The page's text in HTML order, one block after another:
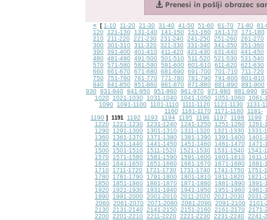
< [ 1-10 11-20 21-30 31-40 41-50 51-60 61-70 71-80
81-
120
121-130 131-140 141-150 151-160 161-170
171-180
210
211-220 221-230 231-240 241-250 251-260
261-270
300
301-310 311-320 321-330 331-340 341-350
351-360
390
391-400 401-410 411-420 421-430 431-440
441-450
480
481-490 491-500 501-510 511-520 521-530
531-540
570
571-580 581-590 591-600 601-610 611-620
621-630
660
661-670 671-680 681-690 691-700 701-710
711-720
750
751-760 761-770 771-780 781-790 791-800
801-810
840
841-850 851-860 861-870 871-880 881-890
891-900
930
931-940 941-950 951-960 961-970 971-980 981-990
1020
1021-1030 1031-1040 1041-1050 1051-1060
1061-
1090
1091-1100 1101-1110 1111-1120 1121-1130
1131-
1160
1161-1170 1171-1180
1181-
1190 ] 1191 1192 1193 1194 1195 1196 1197 1198 1199
1220
1221-1230 1231-1240 1241-1250 1251-1260
1261-
1290
1291-1300 1301-1310 1311-1320 1321-1330
1331-
1360
1361-1370 1371-1380 1381-1390 1391-1400
1401-
1430
1431-1440 1441-1450 1451-1460 1461-1470
1471-
1500
1501-1510 1511-1520 1521-1530 1531-1540
1541-
1570
1571-1580 1581-1590 1591-1600 1601-1610
1611-
1640
1641-1650 1651-1660 1661-1670 1671-1680
1681-
1710
1711-1720 1721-1730 1731-1740 1741-1750
1751-
1780
1781-1790 1791-1800 1801-1810 1811-1820
1821-
1850
1851-1860 1861-1870 1871-1880 1881-1890
1891-
1920
1921-1930 1931-1940 1941-1950 1951-1960
1961-
1990
1991-2000 2001-2010 2011-2020 2021-2030
2031-
2060
2061-2070 2071-2080 2081-2090 2091-2100
2101-
2130
2131-2140 2141-2150 2151-2160 2161-2170
2171-
2200
2201-2210 2211-2220 2221-2230 2231-2240
2241-